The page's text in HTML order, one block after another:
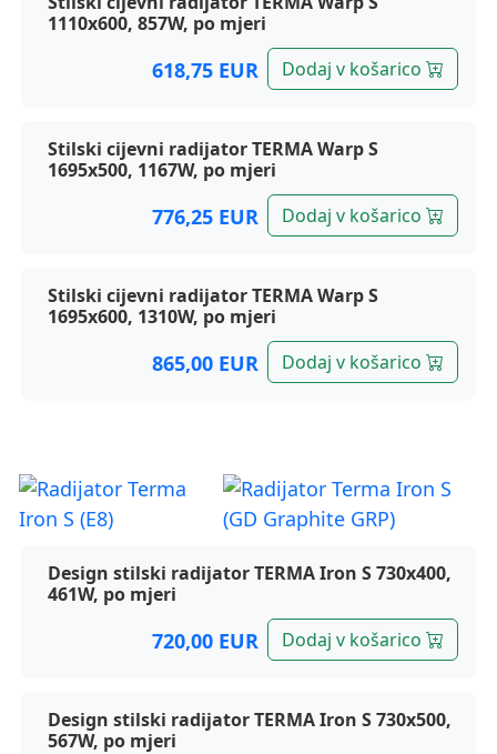
1110x600, 857W, po mjeri
618,75 EUR Dodaj v košarico
Stilski cijevni radijator TERMA Warp S
1695x500, 1167W, po mjeri
776,25 EUR Dodaj v košarico
Stilski cijevni radijator TERMA Warp S
1695x600, 1310W, po mjeri
865,00 EUR Dodaj v košarico
Design stilski radijator TERMA Iron S 730x400,
461W, po mjeri
720,00 EUR Dodaj v košarico
Design stilski radijator TERMA Iron S 730x500,
567W, po mjeri